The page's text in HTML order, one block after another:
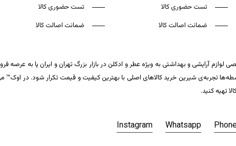
تست حضوری کالا
ضمانت اصالت کالا
تست حضوری کالا
ضمانت اصالت کالا
آرایشی و بهداشتی به ویژه عطر و ادکلن در بازار بزرگ تهران و ایران پا به
تجربه‌ی شیرین خرید کالاهای اصلی با بهترین کیفیت و قیمت تکرار شود. در اوک™
تهیه کنید.
Instagram Whatsapp